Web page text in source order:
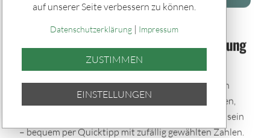
Spiele & Gewinner / Spiele
Sommerglück im Paket: Bei jeder Ziehung
dabei – auch im Urlaub
Mit den Sommerglück Spielpaketen bleibst du auch
während der Urlaubszeit im Spiel. Einmal auswählen,
automatisch tippen und bei allen Ziehungen dabei sein
– bequem per Quicktipp mit zufällig gewählten Zahlen.
auf unserer Seite verbessern zu können.
Datenschutzerklärung| Impressum
ZUSTIMMEN
EINSTELLUNGEN